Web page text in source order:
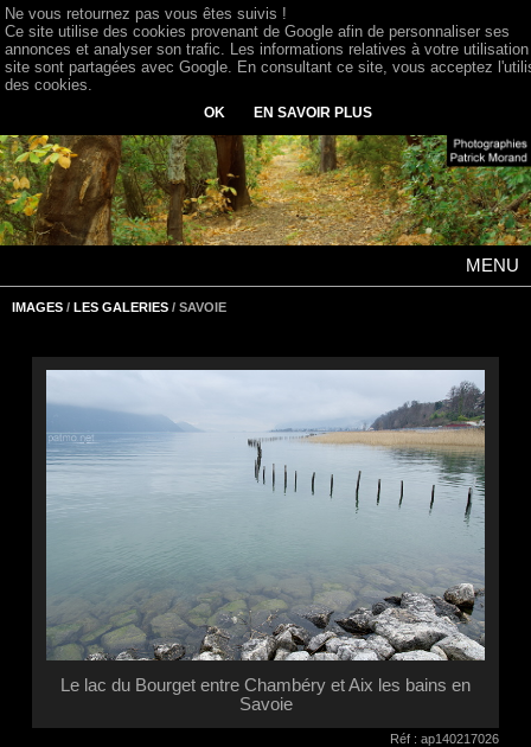
MENU
IMAGES / LES GALERIES / SAVOIE
Le lac du Bourget entre Chambéry et Aix les bains en
Savoie
Réf : ap140217026
Ne vous retournez pas vous êtes suivis !
Ce site utilise des cookies provenant de Google afin de personnaliser ses
annonces et analyser son trafic. Les informations relatives à votre
site sont partagées avec Google. En consultant ce site, vous acceptez
des cookies.
OK EN SAVOIR PLUS